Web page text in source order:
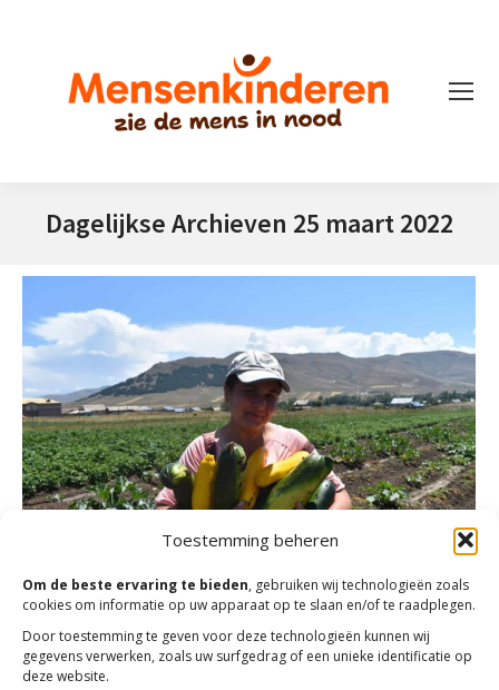
Toestemming beheren
Om de beste ervaring te bieden, gebruiken wij technologieën zoals
cookies om informatie op uw apparaat op te slaan en/of te raadplegen.
Door toestemming te geven voor deze technologieën kunnen wij
gegevens verwerken, zoals uw surfgedrag of een unieke identificatie op
deze website.
Dagelijkse Archieven 25 maart 2022
Actie Veld Vol Voedsel 2021
Verslagen